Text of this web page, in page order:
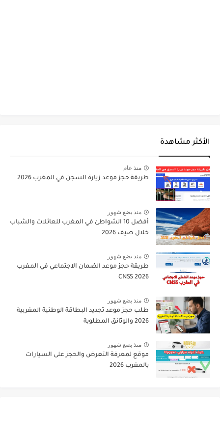
الأكثر مشاهدة
منذ عام
طريقة حجز موعد زيارة السجن في المغرب 2026
منذ بضع شهور
أفضل 10 الشواطئ في المغرب للعائلات والشباب
خلال صيف 2026
منذ بضع شهور
طريقة حجز موعد الضمان الاجتماعي في المغرب
CNSS 2026
منذ بضع شهور
طلب حجز موعد تجديد البطاقة الوطنية المغربية
2026 والوثائق المطلوبة
منذ بضع شهور
موقع لمعرفة التعرض والحجز على السيارات
بالمغرب 2026